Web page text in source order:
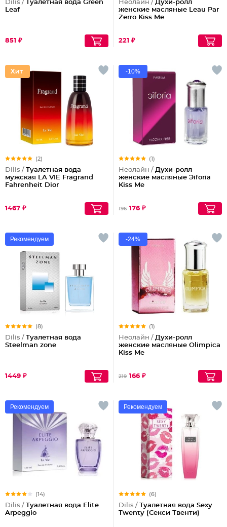
Dilis /
Туалетная вода Green
Leaf
851 ₽
Неолайн / Духи-ролл
женские масляные Leau Par
Zerro Kiss Me
221 ₽
(2)
Dilis / Туалетная вода
мужская LA VIE Fragrand
Fahrenheit Dior
1467 ₽
-10%
(1)
Неолайн / Духи-ролл
женские масляные Эiforia
Kiss Me
196 176 ₽
Рекомендуем
(8)
Dilis / Туалетная вода
Steelman zone
1449 ₽
-24%
(1)
Неолайн / Духи-ролл
женские масляные Olimpica
Kiss Me
219 166 ₽
Рекомендуем
(14)
Dilis / Туалетная вода Elite
Arpeggio
Рекомендуем
(6)
Dilis / Туалетная вода Sexy
Twenty (Секси Твенти)